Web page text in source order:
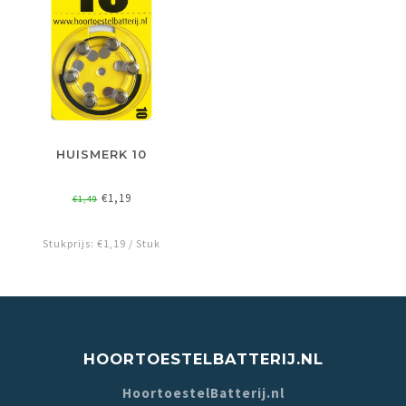
HUISMERK 10
€1,49€1,19
Stukprijs: €1,19 / Stuk
HOORTOESTELBATTERIJ.NL
HoortoestelBatterij.nl